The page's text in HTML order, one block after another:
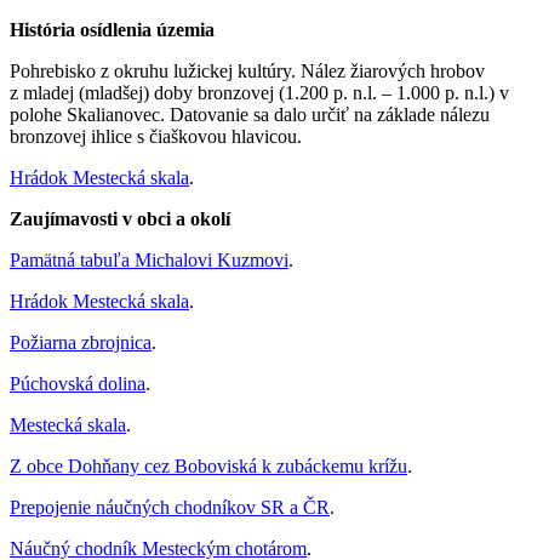
História osídlenia územia
Pohrebisko z okruhu lužickej kultúry. Nález žiarových hrobov
z mladej (mladšej) doby bronzovej (1.200 p. n.l. – 1.000 p. n.l.) v
polohe Skalianovec. Datovanie sa dalo určiť na základe nálezu
bronzovej ihlice s čiaškovou hlavicou.
Hrádok Mestecká skala.
Zaujímavosti v obci a okolí
Pamätná tabuľa Michalovi Kuzmovi.
Hrádok Mestecká skala.
Požiarna zbrojnica.
Púchovská dolina.
Mestecká skala.
Z obce Dohňany cez Boboviská k zubáckemu krížu.
Prepojenie náučných chodníkov SR a ČR.
Náučný chodník Mesteckým chotárom.